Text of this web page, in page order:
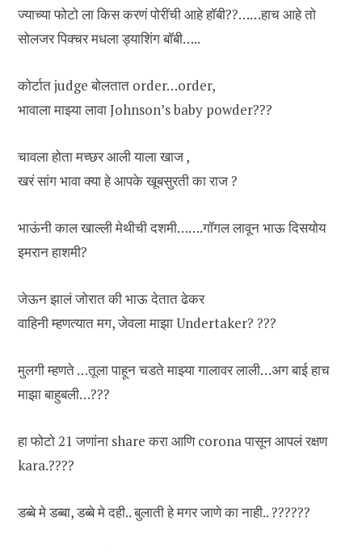
ज्याच्या फोटो ला किस करणं पोरींची आहे हॉबी??……हाच आहे तो
सोलजर पिक्चर मधला ड्याशिंग बॉबी…..
कोर्टात judge बोलतात order…order,
भावाला माझ्या लावा Johnson’s baby powder???
चावला होता मच्छर आली याला खाज ,
खरं सांग भावा क्या हे आपके खूबसुरती का राज ?
भाऊंनी काल खाल्ली मेथीची दशमी…….गॉगल लावून भाऊ दिसयोय
इमरान हाशमी?
जेऊन झालं जोरात की भाऊ देतात ढेकर
वाहिनी म्हणत्यात मग, जेवला माझा Undertaker? ???
मुलगी म्हणते …तूला पाहून चडते माझ्या गालावर लाली…अग बाई हाच
माझा बाहुबली…???
हा फोटो 21 जणांना share करा आणि corona पासून आपलं रक्षण
kara.????
डब्बे मे डब्बा, डब्बे मे दही.. बुलाती हे मगर जाणे का नाही.. ??????